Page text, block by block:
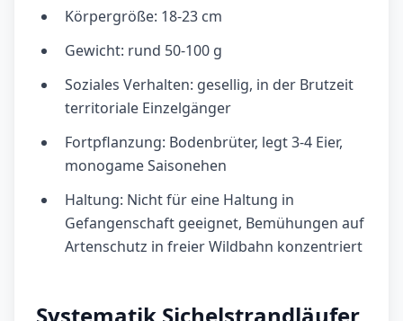
Körpergröße: 18-23 cm
Gewicht: rund 50-100 g
Soziales Verhalten: gesellig, in der Brutzeit
territoriale Einzelgänger
Fortpflanzung: Bodenbrüter, legt 3-4 Eier,
monogame Saisonehen
Haltung: Nicht für eine Haltung in
Gefangenschaft geeignet, Bemühungen auf
Artenschutz in freier Wildbahn konzentriert